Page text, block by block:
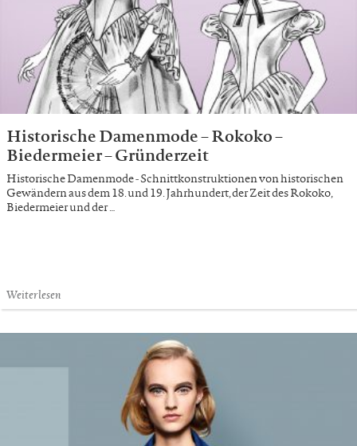
Historische Damenmode – Rokoko –
Biedermeier – Gründerzeit
Historische Damenmode - Schnittkonstruktionen von historischen
Gewändern aus dem 18. und 19. Jahrhundert, der Zeit des Rokoko,
Biedermeier und der …
Weiterlesen